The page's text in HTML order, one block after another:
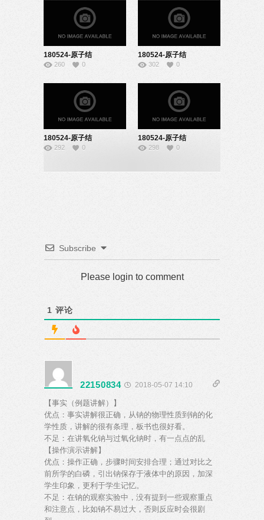
180524-原子结
构-08150118
260 0
180524-原子结
构-09150441
302 0
180524-原子结
构-22150822
292 0
180524-原子结
构-22150821
298 0
Subscribe
Please login to comment
1 评论
22150834 2018-05-07 14:10
【事实（例题讲解）】
优点：事实讲解很正确，从钠的物理性质到钠的化
学性质，讲解的很有条理，板书也很好看。
不足：在讲氧化钠与过氧化钠时，有一点点的乱
【操作演示讲解】
优点：操作正确，步骤时间安排合理；通过对比之
前所学的白磷，引出钠保存于液体中的原因，加深
学生印象，更利于学生记忆。
不足：在钠的观察实验中，没有提到一些观察重点
和注意点，比如钠不易过大，否则反应时会很剧